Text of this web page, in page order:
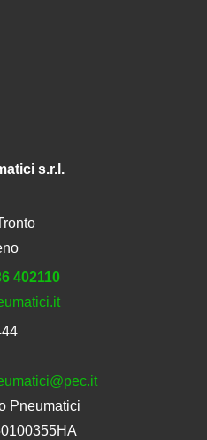
s.r.l.
402110
Pneumatici